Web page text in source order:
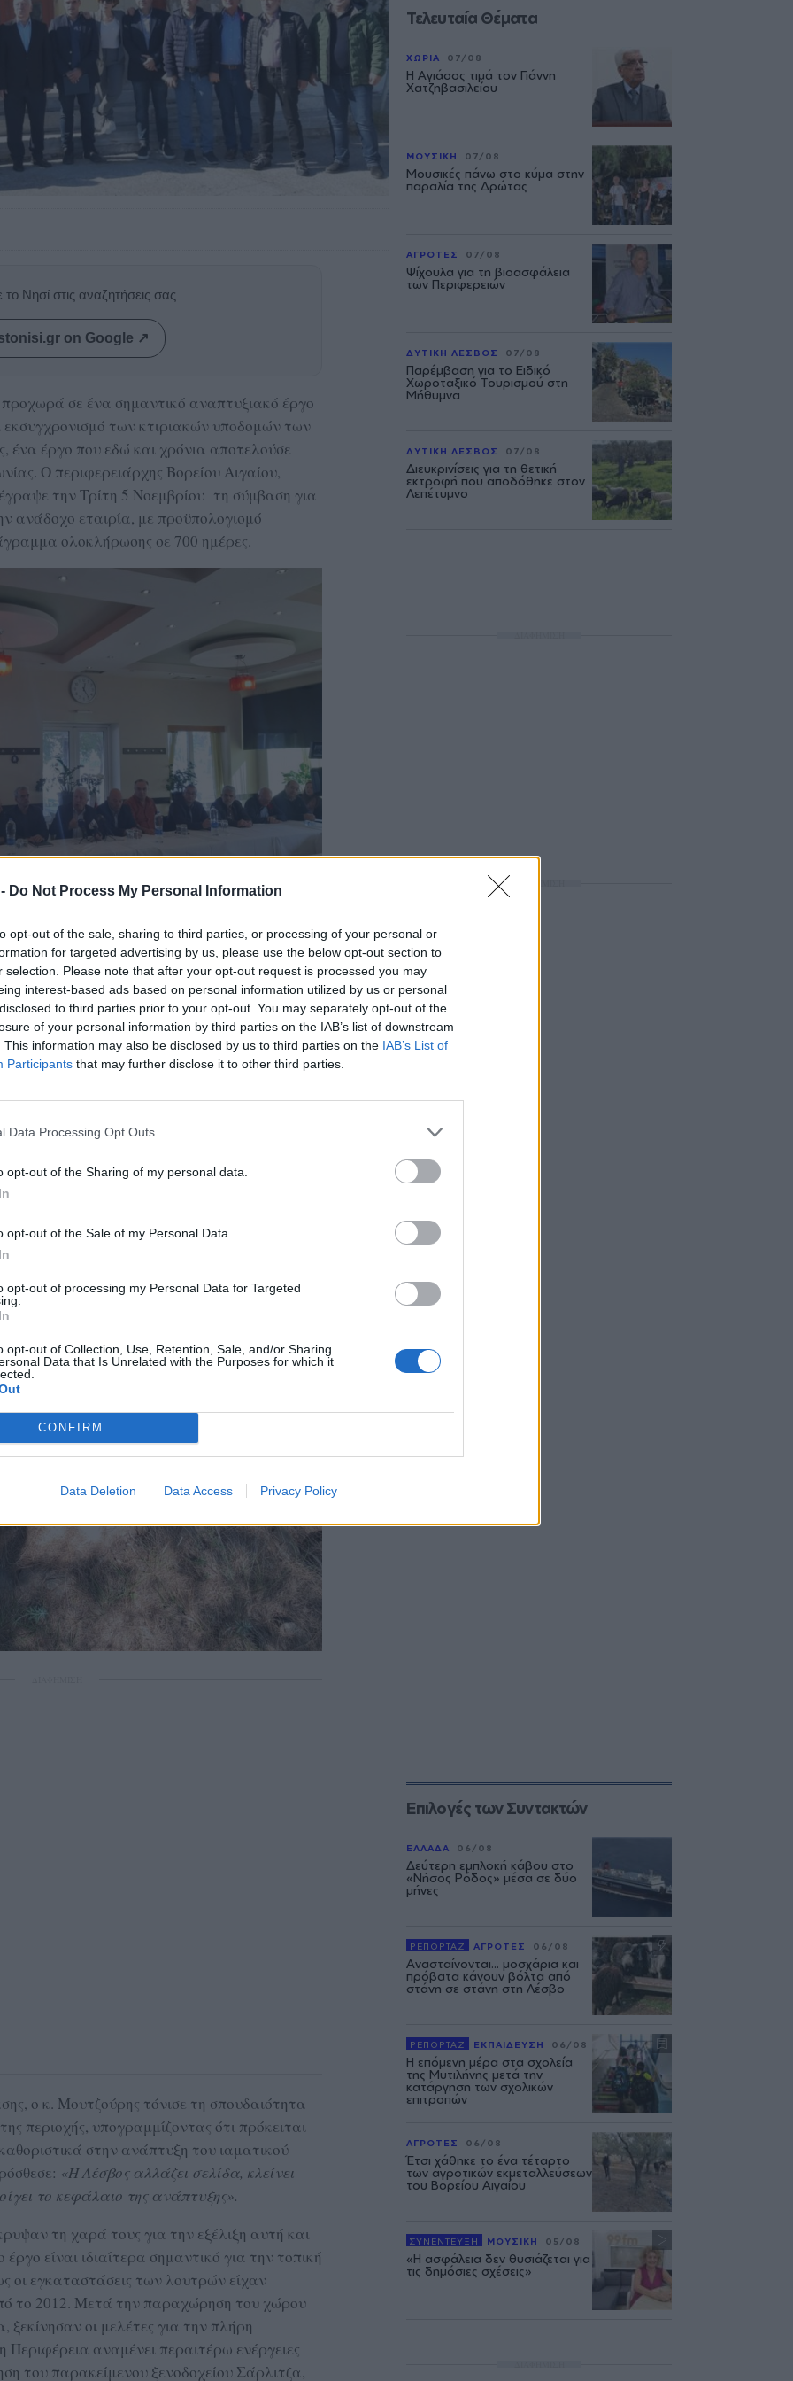
Do Not Process My Personal Information
opt-out of the sale, sharing to third parties, or processing of your personal or
for targeted advertising by us, please use the below opt-out section to
selection. Please note that after your opt-out request is processed you may
interest-based ads based on personal information utilized by us or personal
to third parties prior to your opt-out. You may separately opt-out of the
of your personal information by third parties on the IAB’s list of downstream
This information may also be disclosed by us to third parties on the IAB’s List of
Participants that may further disclose it to other third parties.
Data Processing Opt Outs
opt-out of the Sharing of my personal data.
opt-out of the Sale of my Personal Data.
opt-out of processing my Personal Data for Targeted
opt-out of Collection, Use, Retention, Sale, and/or Sharing
Data that Is Unrelated with the Purposes for which it
CONFIRM
Data Deletion Data Access Privacy Policy
Νησί στις αναζητήσεις σας
on Google ↗
σε ένα σημαντικό αναπτυξιακό έργο
των κτιριακών υποδομών των
ένα έργο που εδώ και χρόνια αποτελούσε
Ο περιφερειάρχης Βορείου Αιγαίου,
την Τρίτη 5 Νοεμβρίου τη σύμβαση για
ανάδοχο εταιρία, με προϋπολογισμό
ολοκλήρωσης σε 700 ημέρες.
ΔΙΑΦΗΜΙΣΗ
την ανακαίνιση των ιαματικών λουτρών της
Μυτιλήνης Παναγιώτης Χριστόφας, οι
και Χρήστος Τσιβγούλης, ο δημοτικός
καθώς και οι αντιπεριφερειάρχες Κώστας
Αντωνέλλη, Μιχάλης Δήσσος και
την Περιφέρεια Βορείου Αιγαίου. Επίσης,
Συλλόγου Λέσβου Παναγιώτης
της περιοχής.
ο κ. Μουτζούρης τόνισε τη σπουδαιότητα
περιοχής, υπογραμμίζοντας ότι πρόκειται
στην ανάπτυξη του ιαματικού
«Η Λέσβος αλλάζει σελίδα, κλείνει
το κεφάλαιο της ανάπτυξης».
τη χαρά τους για την εξέλιξη αυτή και
είναι ιδιαίτερα σημαντικό για την τοπική
οι εγκαταστάσεις των λουτρών είχαν
το 2012. Μετά την παραχώρηση του χώρου
οι μελέτες για την πλήρη
αναμένει περαιτέρω ενέργειες
του παρακείμενου ξενοδοχείου Σάρλιτζα,
Τελευταία Θέματα
ΧΩΡΙΑ 07/08
Η Αγιάσος τιμά τον Γιάννη
Χατζηβασιλείου
ΜΟΥΣΙΚΗ 07/08
Μουσικές πάνω στο κύμα στην
παραλία της Δρώτας
ΑΓΡΟΤΕΣ 07/08
Ψίχουλα για τη βιοασφάλεια
των Περιφερειών
ΔΥΤΙΚΗ ΛΕΣΒΟΣ 07/08
Παρέμβαση για το Ειδικό
Χωροταξικό Τουρισμού στη
Μήθυμνα
ΔΥΤΙΚΗ ΛΕΣΒΟΣ 07/08
Διευκρινίσεις για τη θετική
εκτροφή που αποδόθηκε στον
Λεπέτυμνο
Επιλογές των Συντακτών
ΕΛΛΑΔΑ 06/08
Δεύτερη εμπλοκή κάβου στο
«Νήσος Ρόδος» μέσα σε δύο
μήνες
ΡΕΠΟΡΤΑΖ ΑΓΡΟΤΕΣ 06/08
Ανασταίνονται... μοσχάρια και
πρόβατα κάνουν βόλτα από
στάνη σε στάνη στη Λέσβο
ΡΕΠΟΡΤΑΖ ΕΚΠΑΙΔΕΥΣΗ 06/08
Η επόμενη μέρα στα σχολεία
της Μυτιλήνης μετά την
κατάργηση των σχολικών
επιτροπών
ΑΓΡΟΤΕΣ 06/08
Έτσι χάθηκε το ένα τέταρτο
των αγροτικών εκμεταλλεύσεων
του Βορείου Αιγαίου
ΣΥΝΕΝΤΕΥΞΗ ΜΟΥΣΙΚΗ 05/08
«Η ασφάλεια δεν θυσιάζεται για
τις δημόσιες σχέσεις»